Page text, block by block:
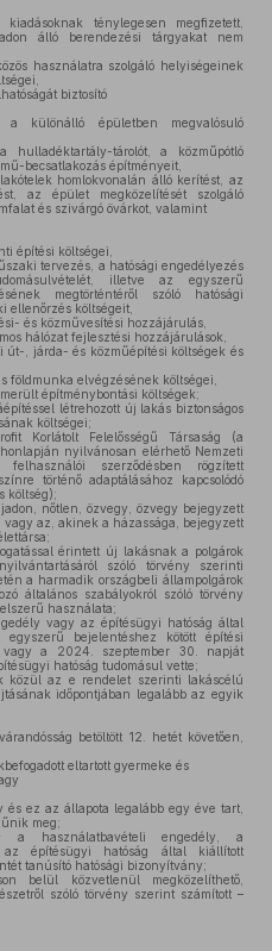
ténylegesen megfizetett,
álló berendezési tárgyakat nem
használatra szolgáló helyiségeinek
biztosító
különálló épületben megvalósuló
hulladéktartály-tárolót, a közműpótló
becsatlakozás építményeit,
homlokvonalán álló kerítést, az
az épület megközelítését szolgáló
és szivárgó övárkot, valamint
építési költségei,
tervezés, a hatósági engedélyezés
illetve az egyszerű
megtörténtéről szóló hatósági
ellenőrzés költségeit,
és közművesítési hozzájárulás,
hálózat fejlesztési hozzájárulások,
út-, járda- és közműépítési költségek és
földmunka elvégzésének költségei,
építménybontási költségek;
létrehozott új lakás biztonságos
költségei;
Korlátolt Felelősségű Társaság (a
nyilvánosan elérhető Nemzeti
felhasználói szerződésben rögzített
történő adaptálásához kapcsolódó
költség);
nőtlen, özvegy, özvegy bejegyzett
az, akinek a házassága, bejegyzett
érintett új lakásnak a polgárok
szóló törvény szerinti
a harmadik országbeli állampolgárok
általános szabályokról szóló törvény
használata;
vagy az építésügyi hatóság által
bejelentéshez kötött építési
vagy a 2024. szeptember 30. napját
hatóság tudomásul vette;
közül az e rendelet szerinti lakáscélú
időpontjában legalább az egyik
betöltött 12. hetét követően,
eltartott gyermeke és
és ez az állapota legalább egy éve tart,
meg;
a használatbavételi engedély, a
az építésügyi hatóság által kiállított
tanúsító hatósági bizonyítvány;
belül közvetlenül megközelíthető,
szóló törvény szerint számított –